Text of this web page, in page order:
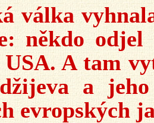
válka
někdo
USA. A tam
a
evropských